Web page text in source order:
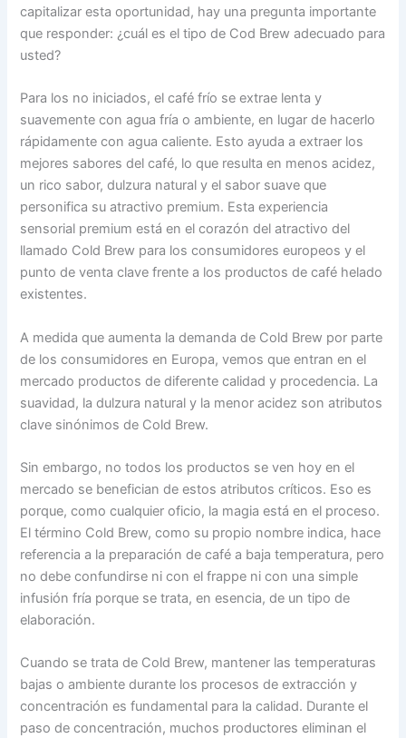
capitalizar esta oportunidad, hay una pregunta importante
que responder: ¿cuál es el tipo de Cod Brew adecuado para
usted?
Para los no iniciados, el café frío se extrae lenta y
suavemente con agua fría o ambiente, en lugar de hacerlo
rápidamente con agua caliente. Esto ayuda a extraer los
mejores sabores del café, lo que resulta en menos acidez,
un rico sabor, dulzura natural y el sabor suave que
personifica su atractivo premium. Esta experiencia
sensorial premium está en el corazón del atractivo del
llamado Cold Brew para los consumidores europeos y el
punto de venta clave frente a los productos de café helado
existentes.
A medida que aumenta la demanda de Cold Brew por parte
de los consumidores en Europa, vemos que entran en el
mercado productos de diferente calidad y procedencia. La
suavidad, la dulzura natural y la menor acidez son atributos
clave sinónimos de Cold Brew.
Sin embargo, no todos los productos se ven hoy en el
mercado se benefician de estos atributos críticos. Eso es
porque, como cualquier oficio, la magia está en el proceso.
El término Cold Brew, como su propio nombre indica, hace
referencia a la preparación de café a baja temperatura, pero
no debe confundirse ni con el frappe ni con una simple
infusión fría porque se trata, en esencia, de un tipo de
elaboración.
Cuando se trata de Cold Brew, mantener las temperaturas
bajas o ambiente durante los procesos de extracción y
concentración es fundamental para la calidad. Durante el
paso de concentración, muchos productores eliminan el